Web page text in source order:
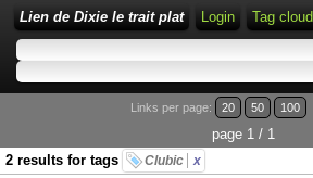
Lien de Dixie le trait plat Login Tag cloud
Links per page: 20 50 100
page 1 / 1
2 results for tags
Clubic x